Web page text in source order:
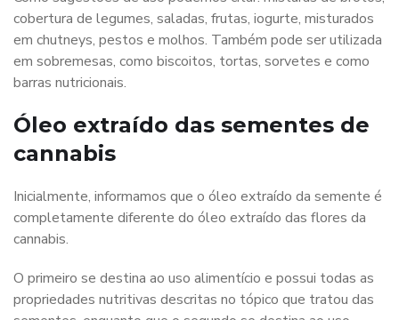
cobertura de legumes, saladas, frutas, iogurte, misturados
em chutneys, pestos e molhos. Também pode ser utilizada
em sobremesas, como biscoitos, tortas, sorvetes e como
barras nutricionais.
Óleo extraído das sementes de
cannabis
Inicialmente, informamos que o óleo extraído da semente é
completamente diferente do óleo extraído das flores da
cannabis.
O primeiro se destina ao uso alimentício e possui todas as
propriedades nutritivas descritas no tópico que tratou das